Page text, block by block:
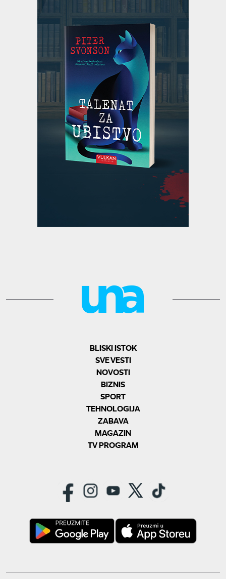
BLISKI ISTOK
SVE VESTI
NOVOSTI
BIZNIS
SPORT
TEHNOLOGIJA
ZABAVA
MAGAZIN
TV PROGRAM